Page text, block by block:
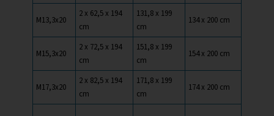
M13,3x20
2 x 62,5 x 194
cm
131,8 x 199
cm
134 x 200 cm
M15,3x20
2 x 72,5 x 194
cm
151,8 x 199
cm
154 x 200 cm
M17,3x20
2 x 82,5 x 194
cm
171,8 x 199
cm
174 x 200 cm